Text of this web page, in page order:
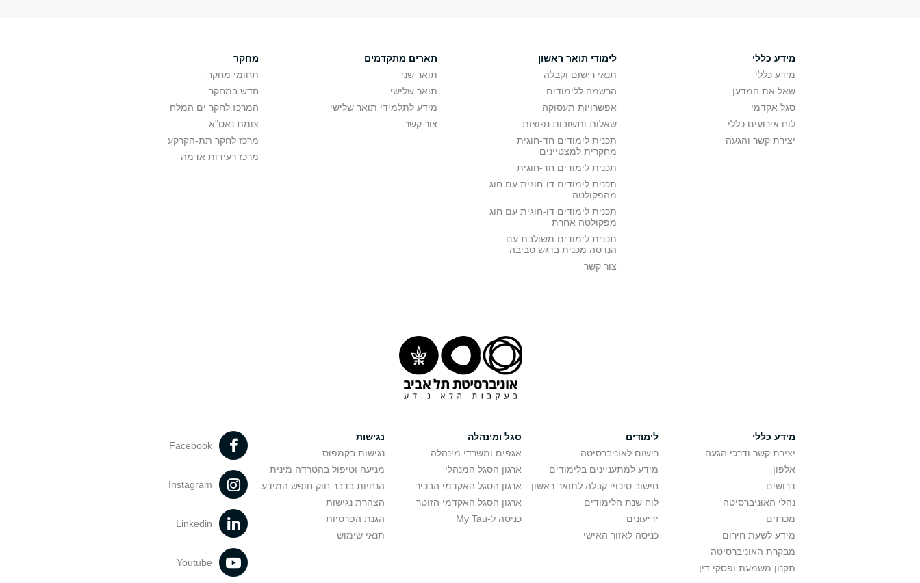
מידע כללי
מידע כללי
שאל את המדען
סגל אקדמי
לוח אירועים כללי
יצירת קשר והגעה
לימודי תואר ראשון
תנאי רישום וקבלה
הרשמה ללימודים
אפשרויות תעסוקה
שאלות ותשובות נפוצות
תכנית לימודים חד-חוגית
מחקרית למצטיינים
תכנית לימודים חד-חוגית
תכנית לימודים דו-חוגית עם חוג
מהפקולטה
תכנית לימודים דו-חוגית עם חוג
מפקולטה אחרת
תכנית לימודים משולבת עם
הנדסה מכנית בדגש סביבה
צור קשר
תארים מתקדמים
תואר שני
תואר שלישי
מידע לתלמידי תואר שלישי
צור קשר
מחקר
תחומי מחקר
חדש במחקר
המרכז לחקר ים המלח
צומת נאס"א
מרכז לחקר תת-הקרקע
מרכז רעידות אדמה
מידע כללי
יצירת קשר ודרכי הגעה
אלפון
דרושים
נהלי האוניברסיטה
מכרזים
מידע לשעת חירום
מבקרת האוניברסיטה
תקנון משמעת ופסקי דין
לימודים
רישום לאוניברסיטה
מידע למתעניינים בלימודים
חישוב סיכויי קבלה לתואר ראשון
לוח שנת הלימודים
ידיעונים
כניסה לאזור האישי
סגל ומינהלה
אגפים ומשרדי מינהלה
ארגון הסגל המנהלי
ארגון הסגל האקדמי הבכיר
ארגון הסגל האקדמי הזוטר
כניסה ל-My Tau
נגישות
נגישות בקמפוס
מניעה וטיפול בהטרדה מינית
הנחיות בדבר חוק חופש המידע
הצהרת נגישות
הגנת הפרטיות
תנאי שימוש
Facebook
Instagram
Linkedin
Youtube